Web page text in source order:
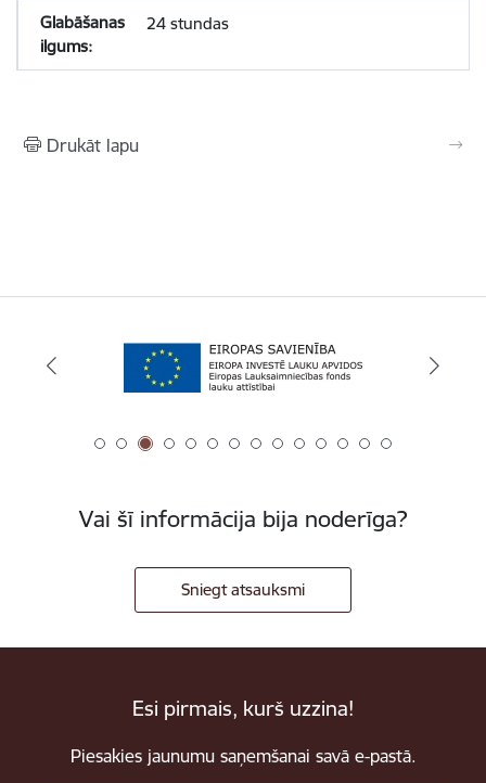
24 stundas
Drukāt lapu
Vai šī informācija bija noderīga?
Sniegt atsauksmi
Esi pirmais, kurš uzzina!
Piesakies jaunumu saņemšanai savā e-pastā.